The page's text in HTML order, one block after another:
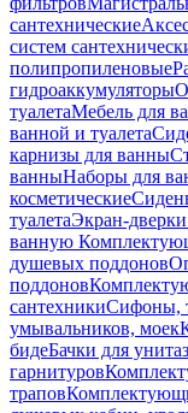
сантехнические
систем
полипропиленовые
гидроаккумуляторы
туалетаМебель для
ванной и туалета
карнизы для ванны
ванныНаборы для
косметические
туалетаЭкран-дверки
ванную
душевых поддонов
поддонов
сантехникиСифоны,
умывальников, моек
бидеБачки для
гарнитуров
трапов